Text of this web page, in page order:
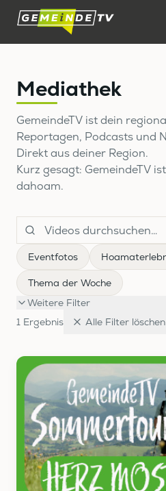
Mediathek
GemeindeTV ist dein
Reportagen, Podcasts und
Direkt aus deiner Region.
Kurz gesagt: GemeindeTV
dahoam.
Eventfotos
Thema der Woche
Weitere Filter
1 Ergebnis Alle Filter löschen